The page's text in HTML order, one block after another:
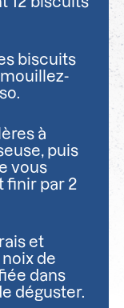
biscuits
à
puis
vous
finir par 2
et
de
dans
déguster.